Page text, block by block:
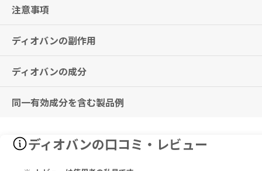
バルサルタンとして40～80mg（80mg錠の場合：0.5～1錠、160mg
■錠剤を分割して服用される際は、下記商品のご利用を推奨いたします。
▶安全度の高い錠剤カッターをご希望の方には、ウルトラピルカッター
▶
ピルケース付きで持ち運びたい方には、
▶シンプルな錠剤カッターをご希望の方には、
注意事項
飲み忘れに気付いた際は、思い出したときすぐに服用してください。
腎臓に障害がある人やコントロール不良の糖尿病の人に、高カリウム
急激な血圧の低下（失神、意識消失など）が現れる場合があります。
ださい。
吐き気、嘔吐、体がだるいなどの症状があらわれた場合には、速やかに
本剤や、本剤含有成分にアレルギーのある方は、使用をお控えください
ディオバンの副作用
発疹、そう痒、めまい、頭痛、白血球減少、好酸球増多、貧血、低
血管浮腫、肝炎、腎不全、高カリウム血症、ショック、失神、意識消
ディオバンの成分
ディオバン 80
ディオバン 160
同一有効成分を含む製品例
工業、共和薬品工業、大原薬品工業、日本ケミファ、日本薬品工業、
ディオバンの口コミ・レビュー